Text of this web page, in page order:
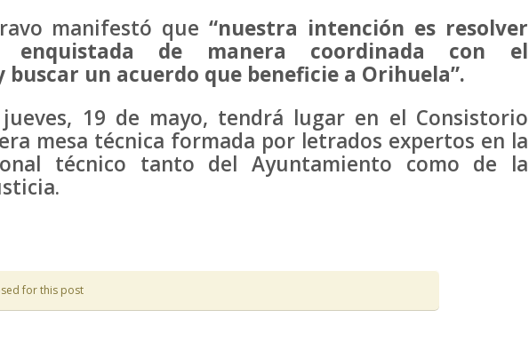
manifestó que“nuestra intención es resolver
enquistada de manera coordinada con el
un acuerdo que beneficie a Orihuela”.
19 de mayo, tendrá lugar en el Consistorio
mesa técnica formada por letrados expertos en la
técnico tanto del Ayuntamiento como de la
for this post